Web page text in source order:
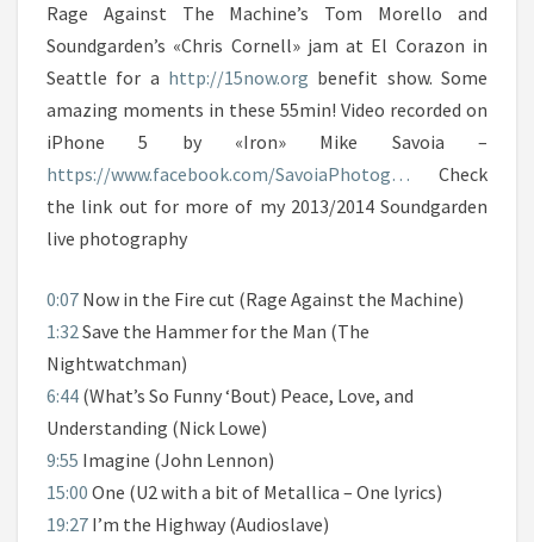
Rage Against The Machine’s Tom Morello and
Soundgarden’s «Chris Cornell» jam at El Corazon in
Seattle for a http://15now.org benefit show. Some
amazing moments in these 55min! Video recorded on
iPhone 5 by «Iron» Mike Savoia –
https://www.facebook.com/SavoiaPhotog… Check
the link out for more of my 2013/2014 Soundgarden
live photography
0:07 Now in the Fire cut (Rage Against the Machine)
1:32Save the Hammer for the Man (The
Nightwatchman)
6:44 (What’s So Funny ‘Bout) Peace, Love, and
Understanding (Nick Lowe)
9:55 Imagine (John Lennon)
15:00 One (U2 with a bit of Metallica – One lyrics)
19:27 I’m the Highway (Audioslave)